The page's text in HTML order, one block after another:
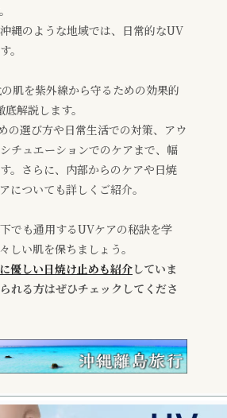
縄のような地域では、日常的なUV
。
肌を紫外線から守るための効果的
解説します。
の選び方や日常生活での対策、アウ
チュエーションでのケアまで、幅
。さらに、内部からのケアや日焼
についても詳しくご紹介。
でも通用するUVケアの秘訣を学
しい肌を保ちましょう。
優しい日焼け止めも紹介していま
れる方はぜひチェックしてくださ